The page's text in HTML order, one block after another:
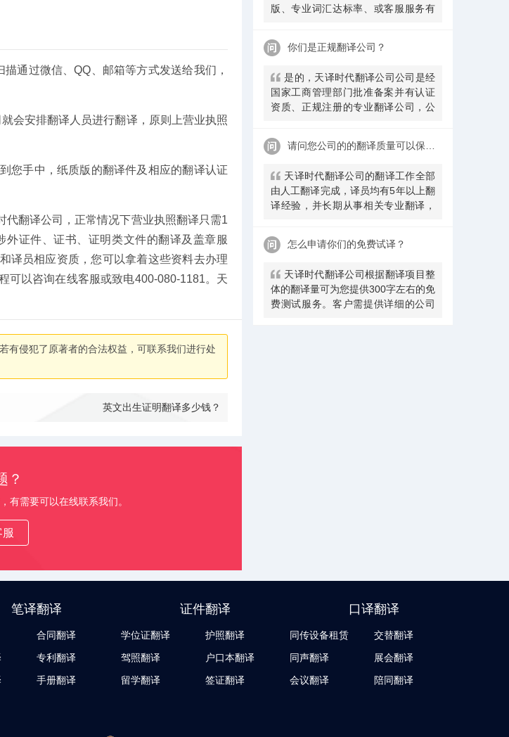
通过微信、QQ、邮箱等方式发送给我们，
会安排翻译人员进行翻译，原则上营业执照
您手中，纸质版的翻译件及相应的翻译认证
代翻译公司，正常情况下营业执照翻译只需1
外证件、证书、证明类文件的翻译及盖章服
译员相应资质，您可以拿着这些资料去办理
可以咨询在线客服或致电400-080-1181。天
有侵犯了原著者的合法权益，可联系我们进行处
英文出生证明翻译多少钱？
？
有需要可以在线联系我们。
版、专业词汇达标率、或客服服务有
司提供及时服务反馈，一直到让您满
意为止。
你们是正规翻译公司？
是的，天译时代翻译公司公司是经
国家工商管理部门批准备案并有认证
资质、正规注册的专业翻译公司，公
请问您公司的的翻译质量可以保证吗
天译时代翻译公司的翻译工作全部
由人工翻译完成，译员均有5年以上翻
译经验，并长期从事相关专业翻译，
时和客户沟通，并随时监控翻译质量
及进程，做
怎么申请你们的免费试译？
天译时代翻译公司根据翻译项目整
体的翻译量可为您提供300字左右的免
费测试服务。客户需提供详细的公司
笔译翻译
合同翻译
专利翻译
手册翻译
证件翻译
学位证翻译
护照翻译
驾照翻译
户口本翻译
留学翻译
签证翻译
口译翻译
同传设备租赁
交替翻译
同声翻译
展会翻译
会议翻译
陪同翻译